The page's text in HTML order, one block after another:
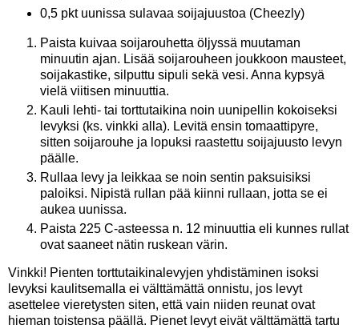
0,5 pkt uunissa sulavaa soijajuustoa (Cheezly)
Paista kuivaa soijarouhetta öljyssä muutaman
minuutin ajan. Lisää soijarouheen joukkoon mausteet,
soijakastike, silputtu sipuli sekä vesi. Anna kypsyä
vielä viitisen minuuttia.
Kauli lehti- tai torttutaikina noin uunipellin kokoiseksi
levyksi (ks. vinkki alla). Levitä ensin tomaattipyre,
sitten soijarouhe ja lopuksi raastettu soijajuusto levyn
päälle.
Rullaa levy ja leikkaa se noin sentin paksuisiksi
paloiksi. Nipistä rullan pää kiinni rullaan, jotta se ei
aukea uunissa.
Paista 225 C-asteessa n. 12 minuuttia eli kunnes rullat
ovat saaneet nätin ruskean värin.
Vinkki! Pienten torttutaikinalevyjen yhdistäminen isoksi
levyksi kaulitsemalla ei välttämättä onnistu, jos levyt
asettelee vieretysten siten, että vain niiden reunat ovat
hieman toistensa päällä. Pienet levyt eivät välttämättä tartu